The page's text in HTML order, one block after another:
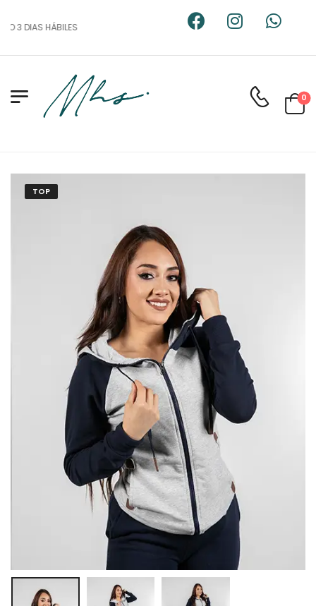
3 DIAS HÁBILES
0
TOP